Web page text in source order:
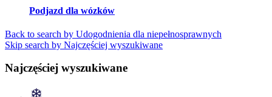
Podjazd dla wózków
Back to search by Udogodnienia dla niepełnosprawnych
Skip search by Najczęściej wyszukiwane
Najczęściej wyszukiwane